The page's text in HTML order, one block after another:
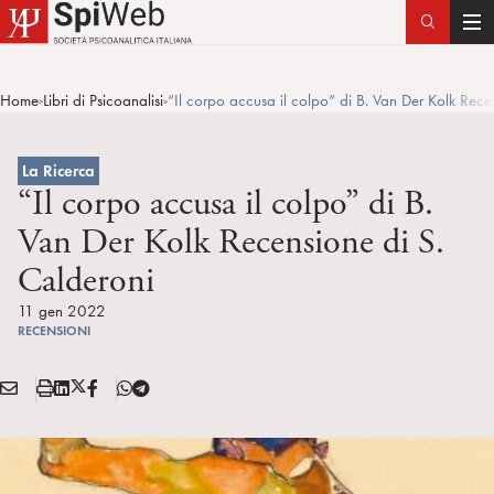
T
g
Home>Libri di Psicoanalisi>“Il corpo accusa il colpo” di B. Van Der Kolk
La Ricerca
“Il corpo accusa il colpo” di B.
Van Der Kolk Recensione di S.
Calderoni
11 gen 2022
RECENSIONI
Condividi:
E
A
S
a
m
L
n
k
X
T
w
F
T
l
e